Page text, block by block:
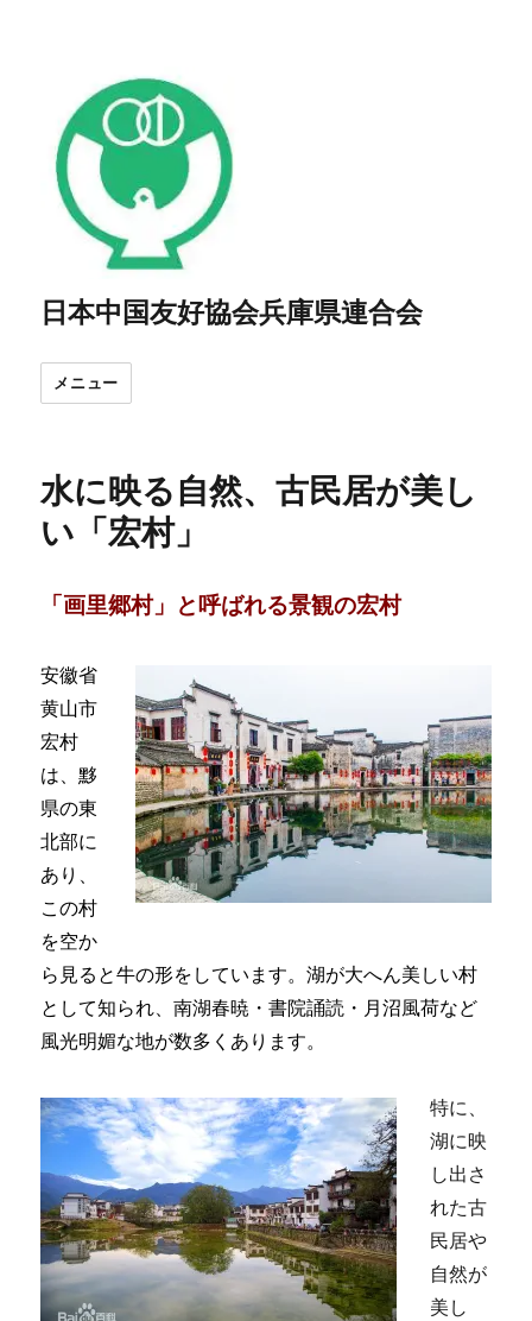
日本中国友好協会兵庫県連合会
メニュー
水に映る自然、古民居が美し
い「宏村」
「画里郷村」と呼ばれる景観の宏村
安徽省
黄山市
宏村
は、黟
県の東
北部に
あり、
この村
を空か
ら見ると牛の形をしています。湖が大へん美しい村
として知られ、南湖春暁・書院誦読・月沼風荷など
風光明媚な地が数多くあります。
特に、
湖に映
し出さ
れた古
民居や
自然が
美し